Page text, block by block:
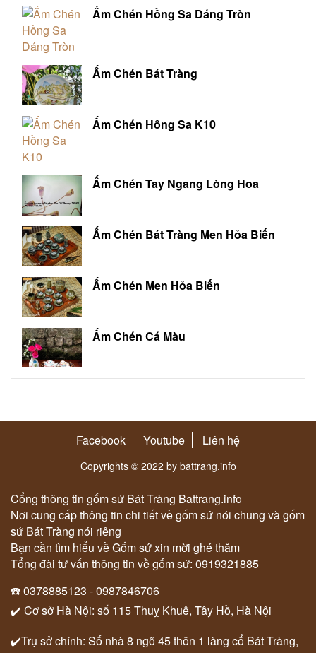
Ấm Chén Hồng Sa Dáng Tròn
Ấm Chén Bát Tràng
Ấm Chén Hồng Sa K10
Ấm Chén Tay Ngang Lòng Hoa
Ấm Chén Bát Tràng Men Hỏa Biến
Ấm Chén Men Hỏa Biến
Ấm Chén Cá Màu
Facebook Youtube Liên hệ
Copyrights © 2022 by battrang.info
Cổng thông tin gốm sứ Bát Tràng Battrang.info
Nơi cung cấp thông tin chi tiết về gốm sứ nói chung và gốm
sứ Bát Tràng nói riêng
Bạn cần tìm hiểu về Gốm sứ xin mời ghé thăm
Tổng đài tư vấn thông tin về gốm sứ: 0919321885
☎️ 0378885123 - 0987846706
✔️ Cơ sở Hà Nội: số 115 Thuỵ Khuê, Tây Hồ, Hà Nội
✔️Trụ sở chính: Số nhà 8 ngõ 45 thôn 1 làng cổ Bát Tràng,